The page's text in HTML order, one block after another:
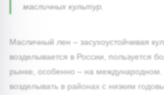
масличных культур.
Масличный лен – засухоустойчивая
возделывается в России, пользуется
рынке, особенно – на
возделывать в районах с низким